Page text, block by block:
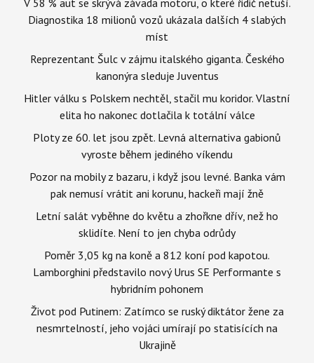
Diagnostika 18 milionů vozů ukázala dalších 4 slabých
míst
Reprezentant Šulc v zájmu italského giganta. Českého
kanonýra sleduje Juventus
Hitler válku s Polskem nechtěl, stačil mu koridor. Vlastní
elita ho nakonec dotlačila k totální válce
Ploty ze 60. let jsou zpět. Levná alternativa gabionů
vyroste během jediného víkendu
Pozor na mobily z bazaru, i když jsou levné. Banka vám
pak nemusí vrátit ani korunu, hackeři mají žně
Letní salát vyběhne do květu a zhořkne dřív, než ho
sklidíte. Není to jen chyba odrůdy
Poměr 3,05 kg na koně a 812 koní pod kapotou.
Lamborghini představilo nový Urus SE Performante s
hybridním pohonem
Život pod Putinem: Zatímco se ruský diktátor žene za
nesmrtelností, jeho vojáci umírají po statisících na
Ukrajině